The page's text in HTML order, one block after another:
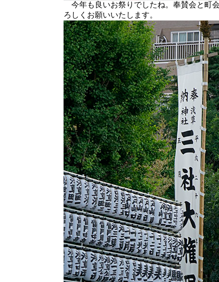
今年も良いお祭りでしたね。奉賛会と町
ろしくお願いいたします。